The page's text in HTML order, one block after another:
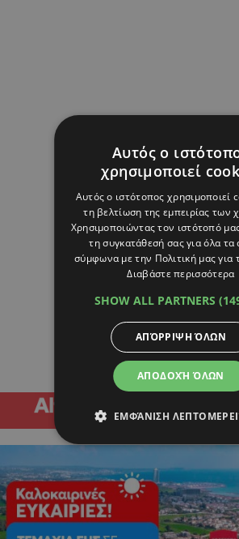
Αυτός ο
χρησιμοποιεί
Αυτός ο ιστότοπος χρησιμοποιεί
τη βελτίωση της εμπειρίας των
Χρησιμοποιώντας τον ιστότοπό
τη συγκατάθεσή σας για όλα τα
σύμφωνα με την Πολιτική μας για
Διαβάστε περισσότερα
SHOW ALL PARTNERS
ΑΠΟΔΟΧΉ ΌΛΩΝ
ΑΠΌΡΡΙΨΗ ΌΛΩΝ
ΕΜΦΆΝΙΣΗ